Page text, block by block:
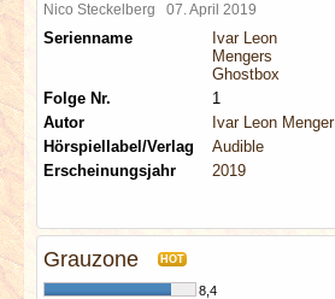
Nico Steckelberg 07. April 2019
Serienname
Ivar Leon
Mengers
Ghostbox
Folge Nr.
1
Autor
Ivar Leon Menger
Hörspiellabel/Verlag
Audible
Erscheinungsjahr
2019
Grauzone HOT
8,4